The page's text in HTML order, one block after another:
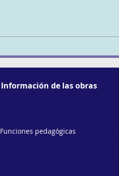
Información de las obras
Funciones pedagógicas